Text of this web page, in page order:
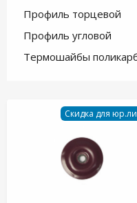
Профиль торцевой
Профиль угловой
Термошайбы
Скидка для